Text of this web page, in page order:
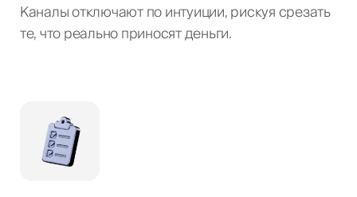
Каналы отключают по интуиции, рискуя срезать
те, что реально приносят деньги.